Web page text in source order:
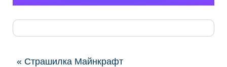
« Страшилка Майнкрафт